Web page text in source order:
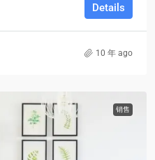
Details
10 年 ago
销售